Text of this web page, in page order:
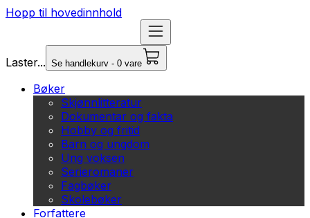
Hopp til hovedinnhold
Laster... Se handlekurv - 0 vare
Bøker
Skjønnlitteratur
Dokumentar og fakta
Hobby og fritid
Barn og ungdom
Ung voksen
Serieromaner
Fagbøker
Skolebøker
Forfattere